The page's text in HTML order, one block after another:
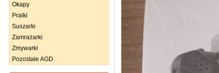
Okapy
Pralki
Suszarki
Zamrażarki
Zmywarki
Pozostałe AGD